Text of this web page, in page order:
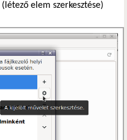
(létező elem szerkesztése)